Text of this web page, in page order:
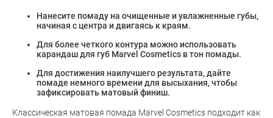
Нанесите помаду на очищенные и увлажненные губы,
начиная с центра и двигаясь к краям.
Для более четкого контура можно использовать
карандаш для губ Marvel Cosmetics в тон помады.
Для достижения наилучшего результата, дайте
помаде немного времени для высыхания, чтобы
зафиксировать матовый финиш.
Классическая матовая помада Marvel Cosmetics подходит как